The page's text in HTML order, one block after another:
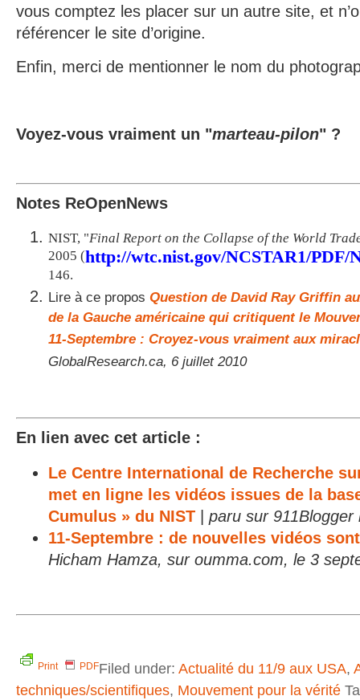
vous comptez les placer sur un autre site, et
référencer le site d’origine.
Enfin, merci de mentionner le nom du
Voyez-vous vraiment un "marteau-pilon" ?
Notes ReOpenNews
NIST, "Final Report on the Collapse of the World
2005 (http://wtc.nist.gov/NCSTAR1/PDF/
146.
Lire à ce propos Question de David Ray Griffin
de la Gauche américaine qui critiquent le
11-Septembre : Croyez-vous vraiment aux
GlobalResearch.ca, 6 juillet 2010
En lien avec cet article :
Le Centre International de Recherche
met en ligne les vidéos issues de la
Cumulus » du NIST
paru sur 911Blogger
11-Septembre : de nouvelles vidéos
Hicham Hamza, sur oumma.com, le 3
Print PDFFiled under: Actualité du 11/9 aux USA,
techniques/scientifiques, Mouvement pour la vérité